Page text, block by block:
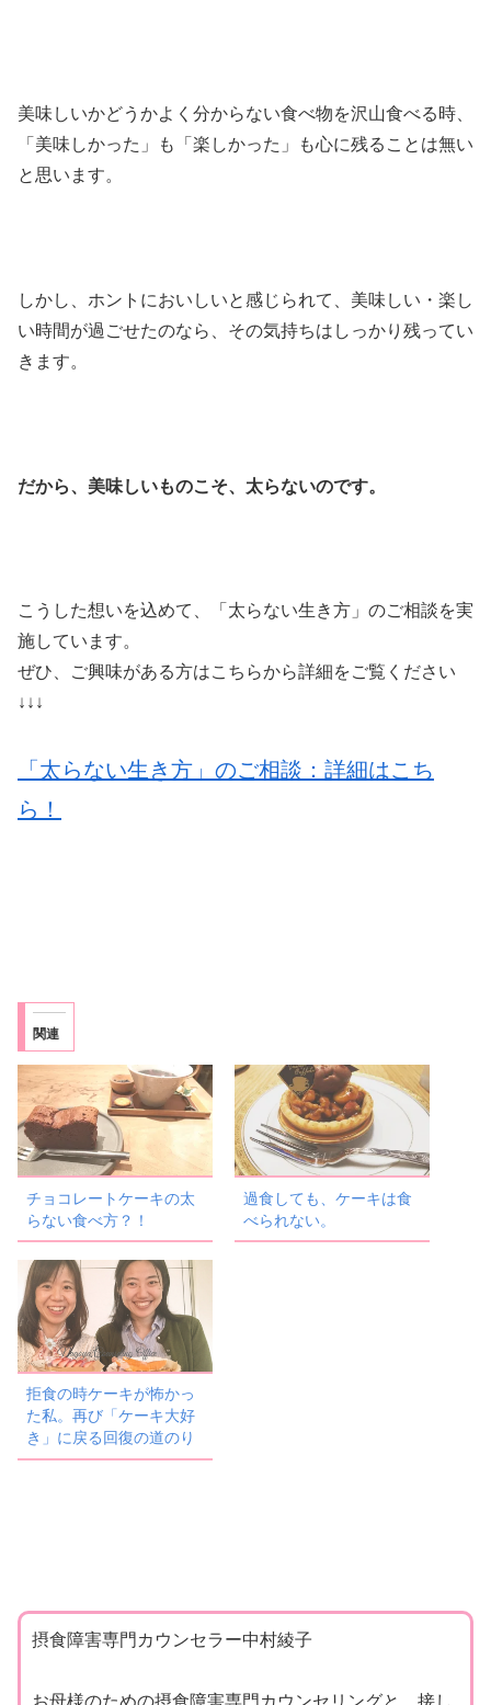
美味しいかどうかよく分からない食べ物を沢山食べる時、
「美味しかった」も「楽しかった」も心に残ることは無い
と思います。
しかし、ホントにおいしいと感じられて、美味しい・楽し
い時間が過ごせたのなら、その気持ちはしっかり残ってい
きます。
だから、美味しいものこそ、太らないのです。
こうした想いを込めて、「太らない生き方」のご相談を実
施しています。
ぜひ、ご興味がある方はこちらから詳細をご覧ください
↓↓↓
「太らない生き方」のご相談：詳細はこち
ら！
関連
チョコレートケーキの太
らない食べ方？！
過食しても、ケーキは食
べられない。
拒食の時ケーキが怖かっ
た私。再び「ケーキ大好
き」に戻る回復の道のり
摂食障害専門カウンセラー中村綾子